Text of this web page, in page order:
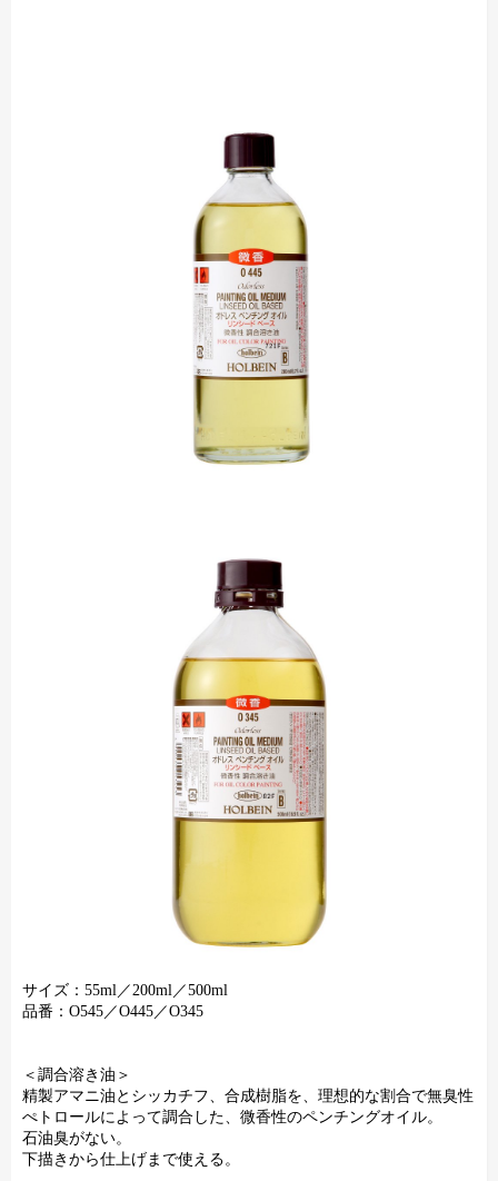
サイズ：55ml／200ml／500ml
品番：O545／O445／O345
＜調合溶き油＞
精製アマニ油とシッカチフ、合成樹脂を、理想的な割合で無臭性
ぺトロールによって調合した、微香性のペンチングオイル。
石油臭がない。
下描きから仕上げまで使える。